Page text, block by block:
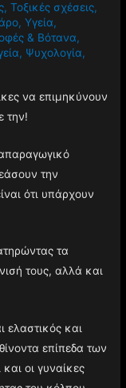
,Τοξικές σχέσεις,
,Υγεία,
& Βότανα,
, Ψυχολογία,
να επιμηκύνουν
την!
την
ότι υπάρχουν
τα
τους, αλλά και
ελαστικός και
επίπεδα των
οι γυναίκες